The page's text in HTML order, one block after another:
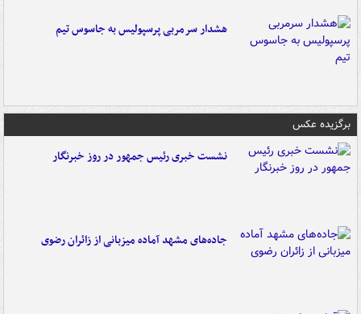
هشدار سرمربی پرسپولیس به جاسوس تیم
برگزیده عکس
نشست خبری رئیس جمهور در روز خبرنگار
جاده‌های مشهد آماده میزبانی از زائران رضوی